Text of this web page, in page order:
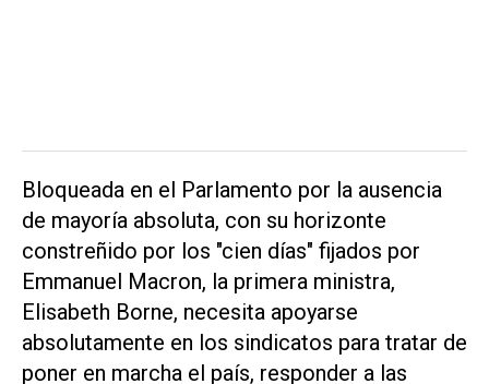
Bloqueada en el Parlamento por la ausencia
de mayoría absoluta, con su horizonte
constreñido por los "cien días" fijados por
Emmanuel Macron, la primera ministra,
Elisabeth Borne, necesita apoyarse
absolutamente en los sindicatos para tratar de
poner en marcha el país, responder a las